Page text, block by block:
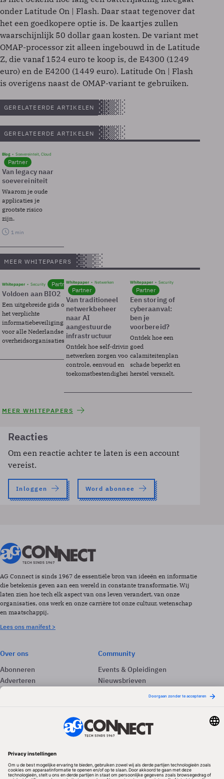
onder Latitude On | Flash. Daar staat tegenover dat
het een goedkopere optie is. De kaartjes zullen
waarschijnlijk 50 dollar gaan kosten. De variant met
OMAP-processor zit alleen ingebouwd in de Latitude
Z, die vanaf 1524 euro te koop is, de E4300 (1249
euro) en de E4200 (1449 euro). Latitude On | Flash
is overigens naast de OMAP-variant te gebruiken.
GERELATEERDE ARTIKELEN
GERELATEERDE ARTIKELEN
Blog Soevereinteit, Cloud
Partner
Van legacy naar
soevereiniteit
Waarom je oude
applicaties je
grootste risico
zijn.
1 min
MEER WHITEPAPERS
Whitepaper Security Partner
Voldoen aan BIO2
Een uitgebreide gids over BIO2,
het verplichte
informatiebeveiligingsframework
voor alle Nederlandse
overheidsorganisaties.
Whitepaper Netwerken
Partner
Van traditioneel
netwerkbeheer
naar AI
aangestuurde
infrastructuur
Ontdek hoe self-driving
netwerken zorgen voor
controle, eenvoud en
toekomstbestendigheid.
Whitepaper Security
Partner
Een storing of
cyberaanval:
ben je
voorbereid?
Ontdek hoe een
goed
calamiteitenplan
schade beperkt en
herstel versnelt.
MEER WHITEPAPERS
Reacties
Om een reactie achter te laten is een account
vereist.
Inloggen Word abonnee
AG Connect is sinds 1967 de essentiële bron van ideeën en informatie
die betekenis geven aan een wereld in constante transformatie. Wij
laten zien hoe tech elk aspect van ons leven verandert, van onze
organisaties, ons werk en onze carrière tot onze cultuur, wetenschap
en maatschappij.
Lees ons manifest >
Over ons
Abonneren
Adverteren
Contact
Community
Events & Opleidingen
Nieuwsbrieven